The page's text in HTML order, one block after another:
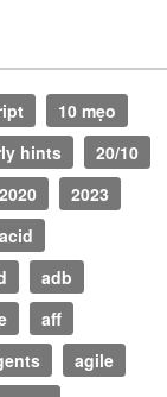
10 mẹo
hints
20/10
2020
2023
acid
adb
aff
agile